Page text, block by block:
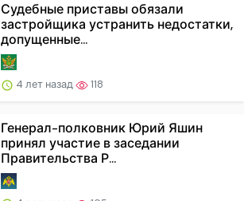
Судебные приставы обязали
застройщика устранить недостатки,
допущенные...
4 лет назад 118
Генерал-полковник Юрий Яшин
принял участие в заседании
Правительства Р...